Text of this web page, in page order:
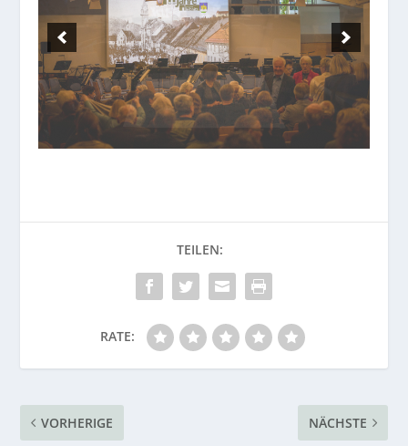
RATE:
VORHERIGE NÄCHSTE